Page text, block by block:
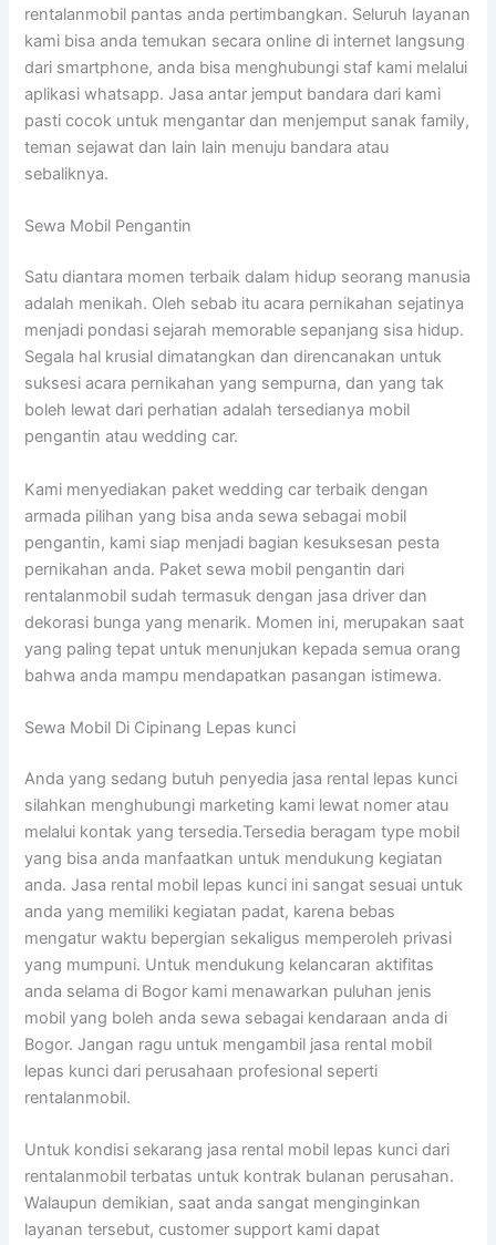
rentalanmobil pantas anda pertimbangkan. Seluruh layanan
kami bisa anda temukan secara online di internet langsung
dari smartphone, anda bisa menghubungi staf kami melalui
aplikasi whatsapp. Jasa antar jemput bandara dari kami
pasti cocok untuk mengantar dan menjemput sanak family,
teman sejawat dan lain lain menuju bandara atau
sebaliknya.
Sewa Mobil Pengantin
Satu diantara momen terbaik dalam hidup seorang manusia
adalah menikah. Oleh sebab itu acara pernikahan sejatinya
menjadi pondasi sejarah memorable sepanjang sisa hidup.
Segala hal krusial dimatangkan dan direncanakan untuk
suksesi acara pernikahan yang sempurna, dan yang tak
boleh lewat dari perhatian adalah tersedianya mobil
pengantin atau wedding car.
Kami menyediakan paket wedding car terbaik dengan
armada pilihan yang bisa anda sewa sebagai mobil
pengantin, kami siap menjadi bagian kesuksesan pesta
pernikahan anda. Paket sewa mobil pengantin dari
rentalanmobil sudah termasuk dengan jasa driver dan
dekorasi bunga yang menarik. Momen ini, merupakan saat
yang paling tepat untuk menunjukan kepada semua orang
bahwa anda mampu mendapatkan pasangan istimewa.
Sewa Mobil Di Cipinang Lepas kunci
Anda yang sedang butuh penyedia jasa rental lepas kunci
silahkan menghubungi marketing kami lewat nomer atau
melalui kontak yang tersedia.Tersedia beragam type mobil
yang bisa anda manfaatkan untuk mendukung kegiatan
anda. Jasa rental mobil lepas kunci ini sangat sesuai untuk
anda yang memiliki kegiatan padat, karena bebas
mengatur waktu bepergian sekaligus memperoleh privasi
yang mumpuni. Untuk mendukung kelancaran aktifitas
anda selama di Bogor kami menawarkan puluhan jenis
mobil yang boleh anda sewa sebagai kendaraan anda di
Bogor. Jangan ragu untuk mengambil jasa rental mobil
lepas kunci dari perusahaan profesional seperti
rentalanmobil.
Untuk kondisi sekarang jasa rental mobil lepas kunci dari
rentalanmobil terbatas untuk kontrak bulanan perusahan.
Walaupun demikian, saat anda sangat menginginkan
layanan tersebut, customer support kami dapat